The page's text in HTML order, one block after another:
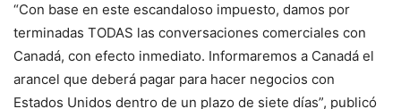
“Con base en este escandaloso impuesto, damos por
terminadas TODAS las conversaciones comerciales con
Canadá, con efecto inmediato. Informaremos a Canadá el
arancel que deberá pagar para hacer negocios con
Estados Unidos dentro de un plazo de siete días”, publicó